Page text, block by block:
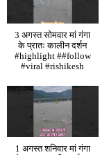
3 अगस्त सोमवार मां गंगा
के प्रातः कालीन दर्शन
#highlight ##follow
#viral #rishikesh
1 अगस्त शनिवार मां गंगा